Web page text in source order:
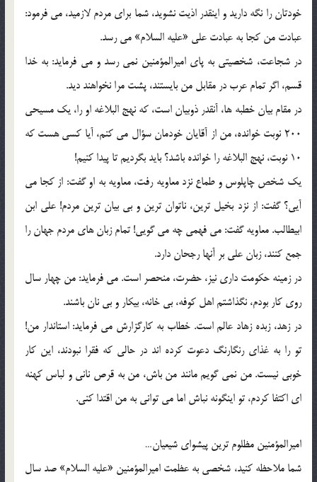
خودتان را نگه دارید و اینقدر اذیت نشوید، شما برای مردم لازمید، می فرمود:
عبادت من کجا به عبادت علی «علیه السلام» می رسد.
در شجاعت، شخصیتی به پای امیرالمؤمنین نمی رسد و می فرماید: به خدا
قسم، اگر تمام عرب در مقابل من بایستند، پشت مرا نخواهند دید.
در مقام بیان خطبه ها، آنقدر ذوبیان است، که نهج البلاغه او را، یک مسیحی
200 نوبت خوانده، من از آقایان خودمان سؤال می کنم، آیا کسی هست که
10 نوبت، نهج البلاغه را خوانده باشد؟ باید بگردیم تا پیدا کنیم!
یک شخص چاپلوس و طماع نزد معاویه رفت، معاویه به او گفت: از کجا می
آیی؟ گفت: از نزد بخیل ترین، ناتوان ترین و بی بیان ترین مردم! علی ابن
ابیطالب. معاویه گفت: می فهمی چه می گویی! تمام زبان های مردم جهان را
جمع کنند، زبان علی بر آنها رجحان دارد.
در زمینه حکومت داری نیز، حضرت، منحصر است. می فرماید: من چهار سال
روی کار بودم، نگذاشتم اهل کوفه، بی خانه، بیکار و بی نان باشند.
در زهد، زبده زهاد عالم است. خطاب به کارگزارش می فرماید: استاندار من!
تو را به غذای رنگارنگ دعوت کرده اند در حالی که فقرا نبودند، این کار
خوبی نیست. من نمی گویم مانند من باش، من به قرص نانی و لباس کهنه
ای اکتفا کردم، تو اینگونه نباش اما می توانی به من اقتدا کنی.
امیرالمؤمنین مظلوم ترین پیشوای شیعیان…
شما ملاحظه کنید، شخصی به عظمت امیرالمؤمنین «علیه السلام» صد سال